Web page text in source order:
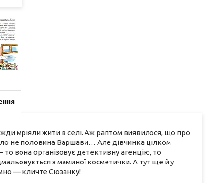
мріяли жити в селі. Аж раптом виявилося, що про
не половина Варшави… Але дівчинка цілком
то вона організовує детективну агенцію, то
з маминої косметички. А тут ще й у
— кличте Сюзанку!